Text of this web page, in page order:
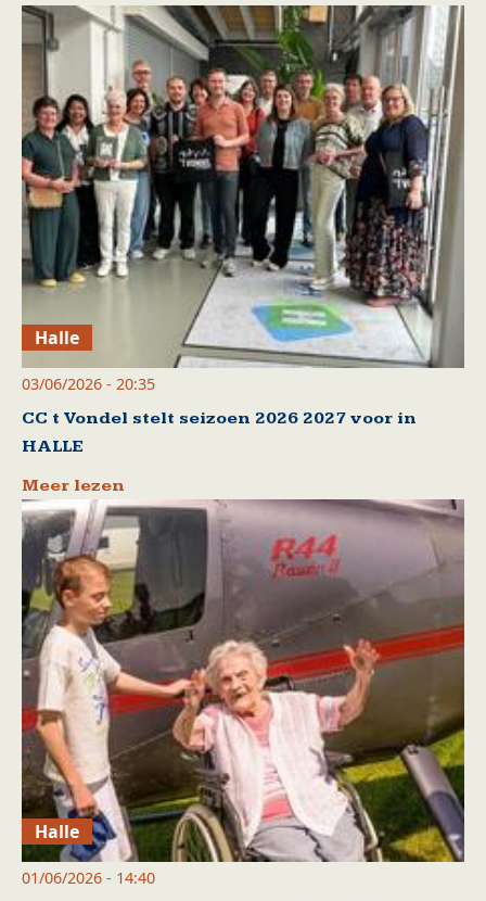
Halle
03/06/2026 - 20:35
CC t Vondel stelt seizoen 2026 2027 voor in
HALLE
Meer lezen
Halle
01/06/2026 - 14:40